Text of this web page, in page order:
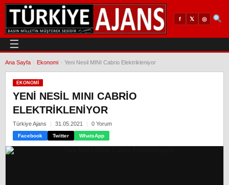
f 𝕏 ◎
☰
Ana Sayfa Ekonomi Yeni Nesil MINI Cabrio Elektrikleniyor
EKONOMI
YENI NESIL MINI CABRIO
ELEKTRIKLENIYOR
Türkiye Ajans 31.05.2021 0 Yorum
Facebook Twitter WhatsApp